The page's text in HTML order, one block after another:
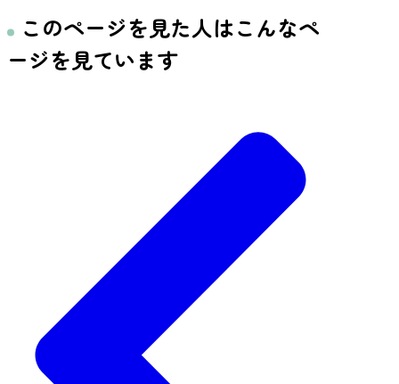
このページを見た人はこんなペ
ージを見ています